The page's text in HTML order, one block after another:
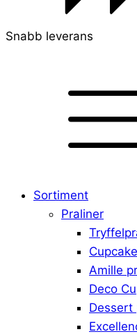
Snabb leverans
Sortiment
Praliner
Amille
Deco
Dessert